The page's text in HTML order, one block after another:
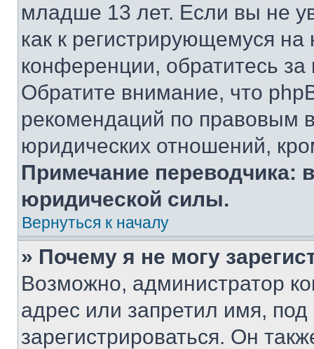
младше 13 лет. Если вы не
как к регистрирующемуся
конференции, обратитесь
Обратите внимание, что
рекомендаций по правовым
юридических отношений,
Примечание переводчика:
юридической силы.
Вернуться к началу
» Почему я не могу
Возможно, администратор
адрес или запретил имя,
зарегистрироваться. Он